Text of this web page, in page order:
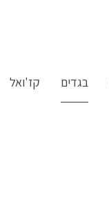
בגדים קז'ואל